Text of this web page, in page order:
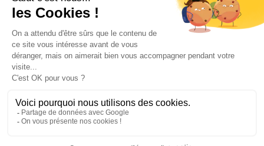
Commande Papier Qui sommes nous Nous contacter |
Paiement sécurisé
2008 - 2026 © CreaMagic. ALL Rights Reserved.